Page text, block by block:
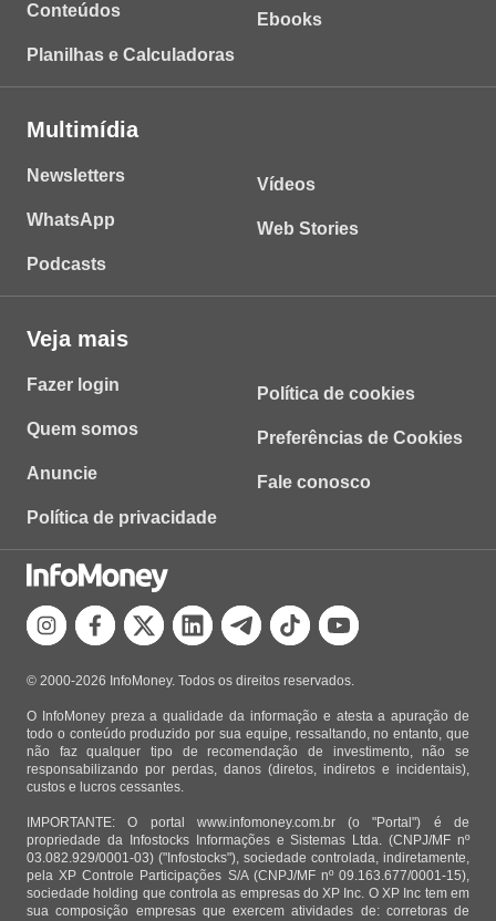
Conteúdos
Planilhas e Calculadoras
Ebooks
Multimídia
Newsletters
WhatsApp
Podcasts
Vídeos
Web Stories
Veja mais
Fazer login
Quem somos
Anuncie
Política de privacidade
Política de cookies
Preferências de Cookies
Fale conosco
© 2000-2026 InfoMoney. Todos os direitos reservados.
O InfoMoney preza a qualidade da informação e atesta a apuração de
todo o conteúdo produzido por sua equipe, ressaltando, no entanto, que
não faz qualquer tipo de recomendação de investimento, não se
responsabilizando por perdas, danos (diretos, indiretos e incidentais),
custos e lucros cessantes.
IMPORTANTE: O portal www.infomoney.com.br (o "Portal") é de
propriedade da Infostocks Informações e Sistemas Ltda. (CNPJ/MF nº
03.082.929/0001-03) ("Infostocks"), sociedade controlada, indiretamente,
pela XP Controle Participações S/A (CNPJ/MF nº 09.163.677/0001-15),
sociedade holding que controla as empresas do XP Inc. O XP Inc tem em
sua composição empresas que exercem atividades de: corretoras de